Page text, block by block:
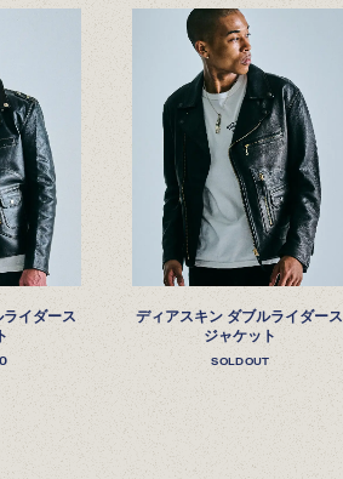
イダース
ディアスキン ダブルライダース
ジャケット
SOLDOUT